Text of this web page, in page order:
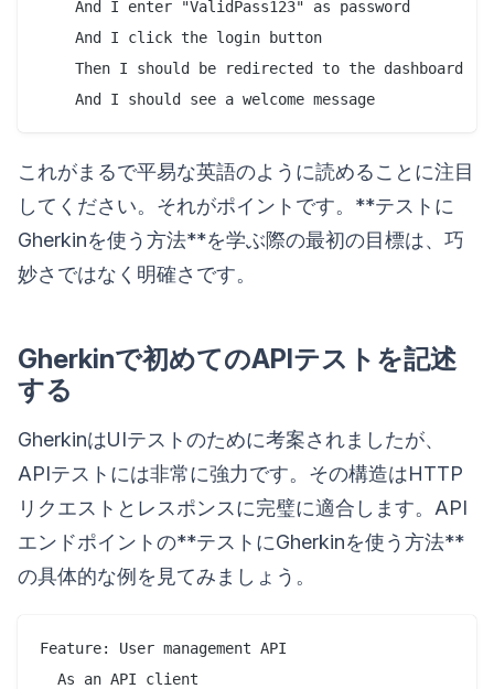
    And I enter "ValidPass123" as password
    And I click the login button
    Then I should be redirected to the dashboard
これがまるで平易な英語のように読めることに注目
してください。それがポイントです。**テストに
Gherkinを使う方法**を学ぶ際の最初の目標は、巧
妙さではなく明確さです。
Gherkinで初めてのAPIテストを記述
する
GherkinはUIテストのために考案されましたが、
APIテストには非常に強力です。その構造はHTTP
リクエストとレスポンスに完璧に適合します。API
エンドポイントの**テストにGherkinを使う方法**
の具体的な例を見てみましょう。
Feature: User management API
  As an API client